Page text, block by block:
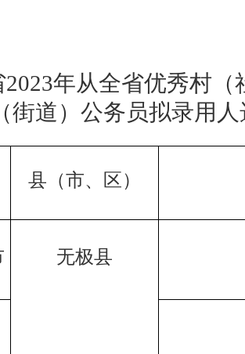
2023年从全省优秀村
街道）公务员拟录用
县（市、区）
无极县